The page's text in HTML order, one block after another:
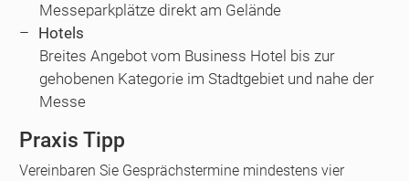
Messeparkplätze direkt am Gelände
Hotels
Breites Angebot vom Business Hotel bis zur
gehobenen Kategorie im Stadtgebiet und nahe der
Messe
Praxis Tipp
Vereinbaren Sie Gesprächstermine mindestens vier